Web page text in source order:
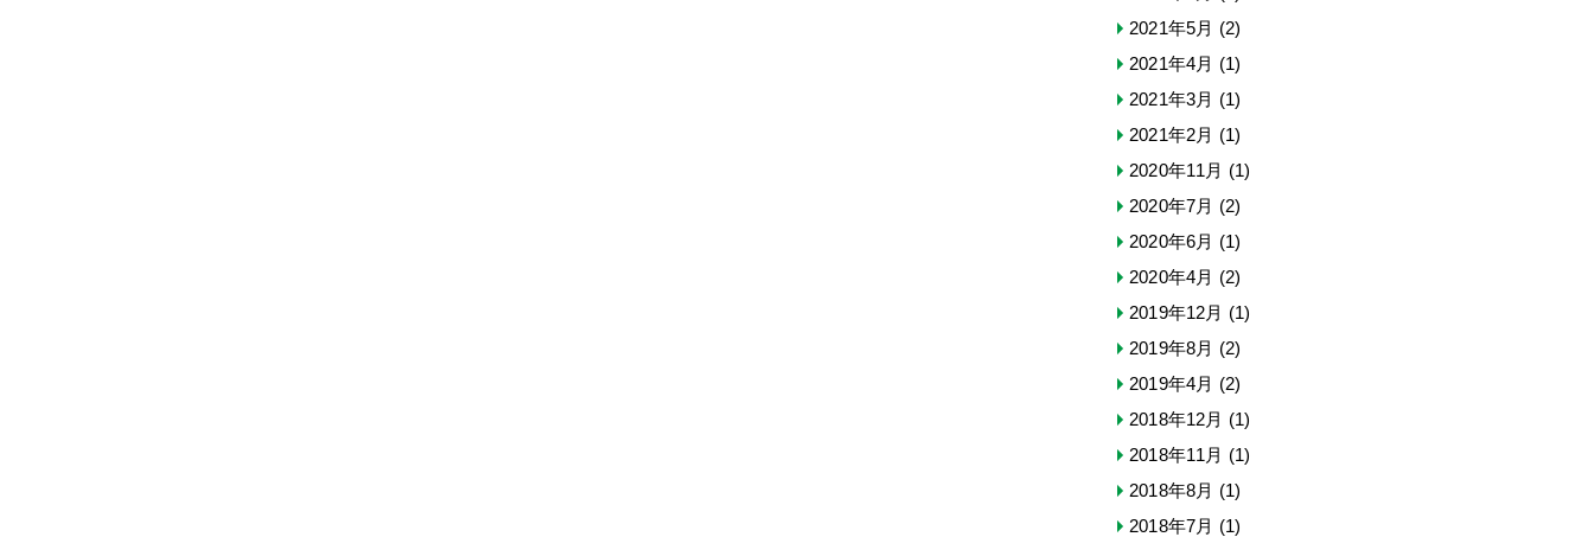
2021年5月 (2)
2021年4月 (1)
2021年3月 (1)
2021年2月 (1)
2020年11月 (1)
2020年7月 (2)
2020年6月 (1)
2020年4月 (2)
2019年12月 (1)
2019年8月 (2)
2019年4月 (2)
2018年12月 (1)
2018年11月 (1)
2018年8月 (1)
2018年7月 (1)